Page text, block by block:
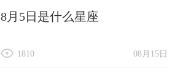
8月5日是什么星座
08月15日
1810